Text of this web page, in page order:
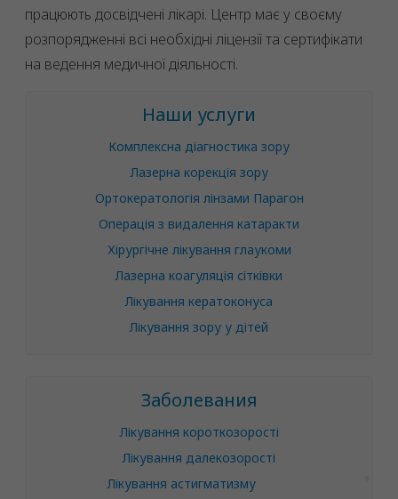
працюють досвідчені лікарі. Центр має у своєму
розпорядженні всі необхідні ліцензії та сертифікати
на ведення медичної діяльності.
Наши услуги
Комплексна діагностика зору
Лазерна корекція зору
Ортокератологія лінзами Парагон
Операція з видалення катаракти
Хірургічне лікування глаукоми
Лазерна коагуляція сітківки
Лікування кератоконуса
Лікування зору у дітей
Заболевания
Лікування короткозорості
Лікування далекозорості
Лікування астигматизму